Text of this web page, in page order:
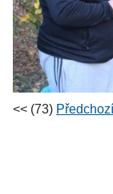
<< (73)